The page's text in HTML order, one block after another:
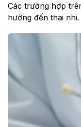
Các trường hợp
hưởng đến thai nhi.